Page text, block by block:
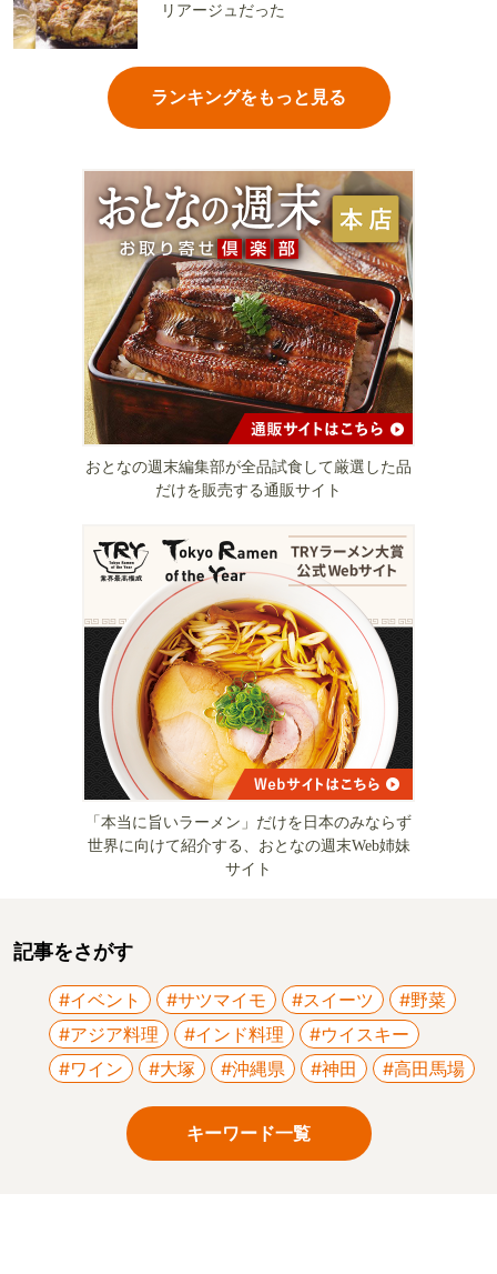
リアージュだった
ランキングをもっと見る
おとなの週末編集部が全品試食して厳選した品
だけを販売する通販サイト
「本当に旨いラーメン」だけを日本のみならず
世界に向けて紹介する、おとなの週末Web姉妹
サイト
記事をさがす
#イベント #サツマイモ #スイーツ
#野菜
#アジア料理
#インド料理
#ウイスキー
#ワイン
#大塚 #沖縄県 #神田 #高田馬場
キーワード一覧